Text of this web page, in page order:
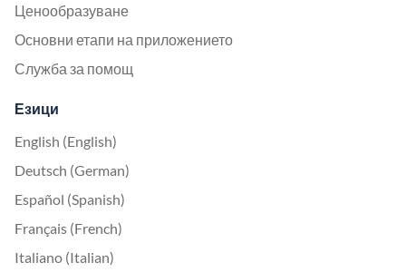
Ценообразуване
Основни етапи на приложението
Служба за помощ
Езици
English (English)
Deutsch (German)
Español (Spanish)
Français (French)
Italiano (Italian)